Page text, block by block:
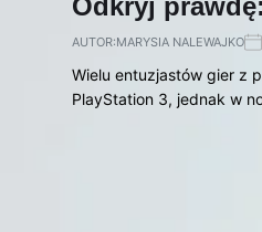
Odkryj
AUTOR:MARYSIA NALEWAJKO
Wielu entuzjastów gier z
PlayStation 3, jednak w